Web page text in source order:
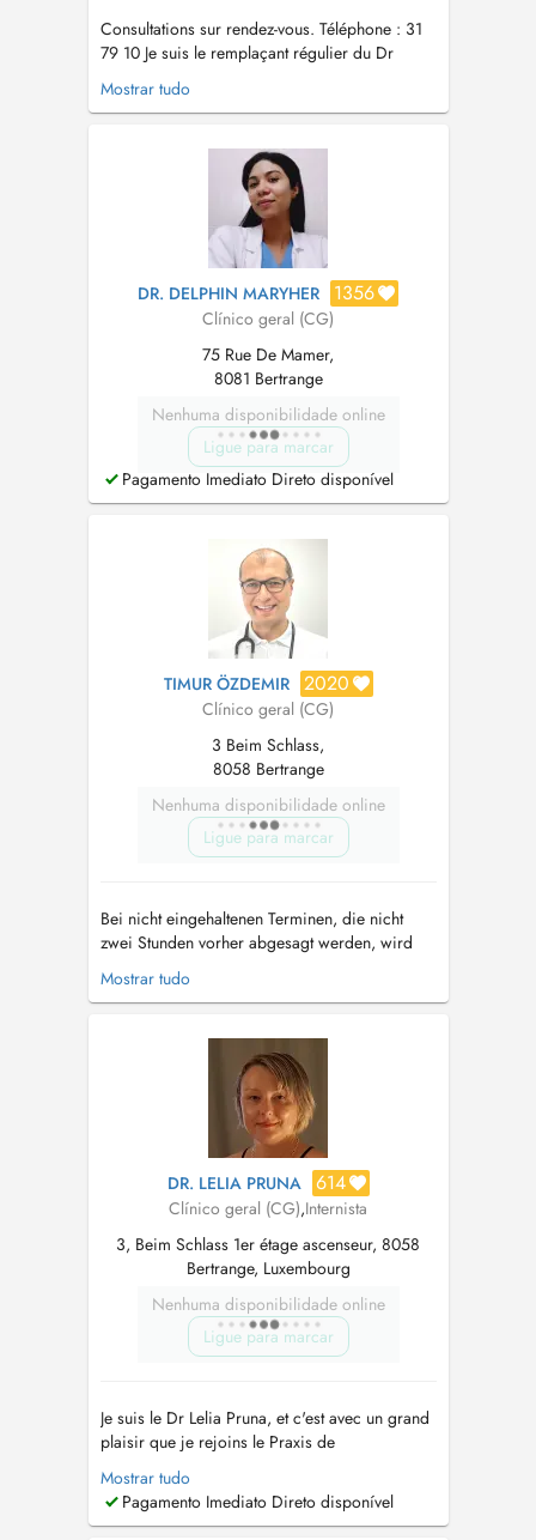
Consultations sur rendez-vous. Téléphone : 31
79 10 Je suis le remplaçant régulier du Dr
Adrien KUNTZ. Pour toute consultation sur
RDV, un supplément d'honoraire convenance
respecté sans raison valable sera facturé au
patient. Consultations pédiatri...
Mostrar tudo
DR. DELPHIN MARYHER 1356
Clínico geral (CG)
75 Rue De Mamer,
8081 Bertrange
Nenhuma disponibilidade online
Ligue para marcar
Pagamento Imediato Direto disponível
TIMUR ÖZDEMIR 2020
Clínico geral (CG)
3 Beim Schlass,
8058 Bertrange
Nenhuma disponibilidade online
Ligue para marcar
Bei nicht eingehaltenen Terminen, die nicht
zwei Stunden vorher abgesagt werden, wird
der Preis für eine Konsultation in Rechnung
gestellt (nicht rückzahlbar). En cas de rendez-
l'avance le prix d'une consultation sera facturée
( non-remboursable). ...
Mostrar tudo
DR. LELIA PRUNA 614
Clínico geral (CG),Internista
3, Beim Schlass 1er étage ascenseur, 8058
Bertrange, Luxembourg
Nenhuma disponibilidade online
Ligue para marcar
Je suis le Dr Lelia Pruna, et c'est avec un grand
plaisir que je rejoins le Praxis de
BERTRANGE, un cabinet médical de prestige.
Mon parcours professionnel m'a conduite à
travailler en tant que chef de clinique au CHU
Mostrar tudo
Pagamento Imediato Direto disponível